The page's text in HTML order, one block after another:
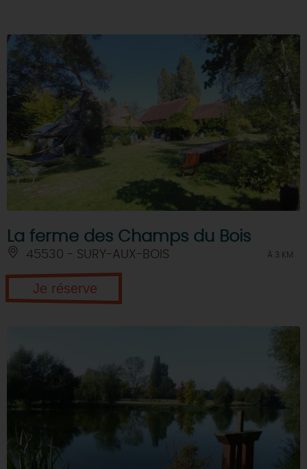
La ferme des Champs du Bois
45530 - SURY-AUX-BOIS À 3 KM
Je réserve